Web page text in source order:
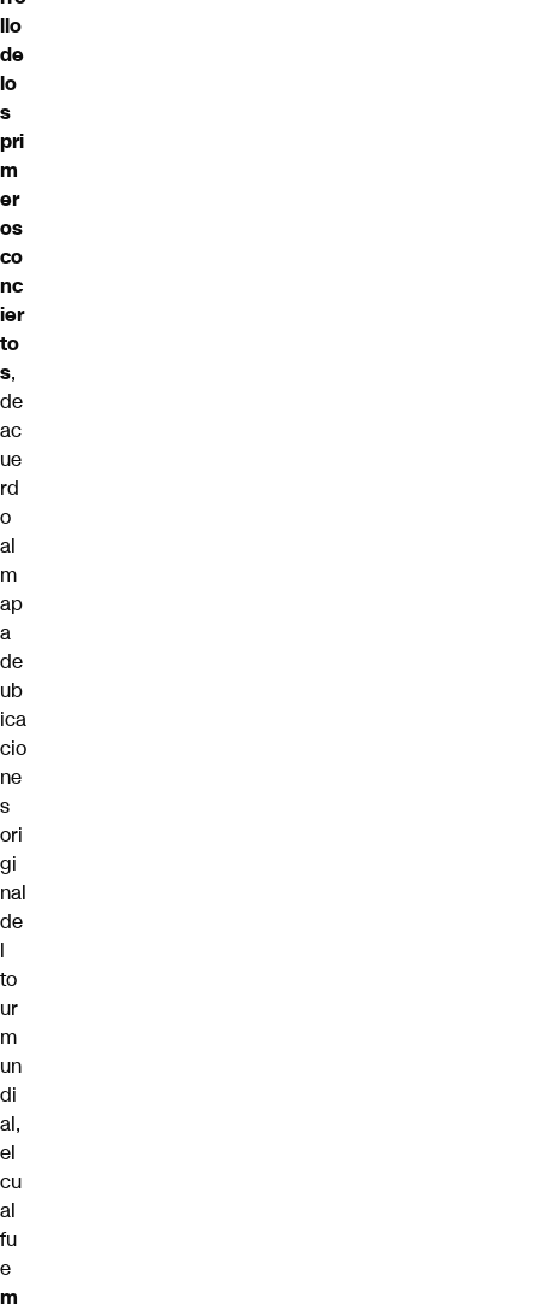
llo
de
lo
s
pri
m
er
os
co
nc
ier
to
s,
de
ac
ue
rd
o
al
m
ap
a
de
ub
ica
cio
ne
s
ori
gi
nal
de
l
to
ur
m
un
di
al,
el
cu
al
fu
e
m